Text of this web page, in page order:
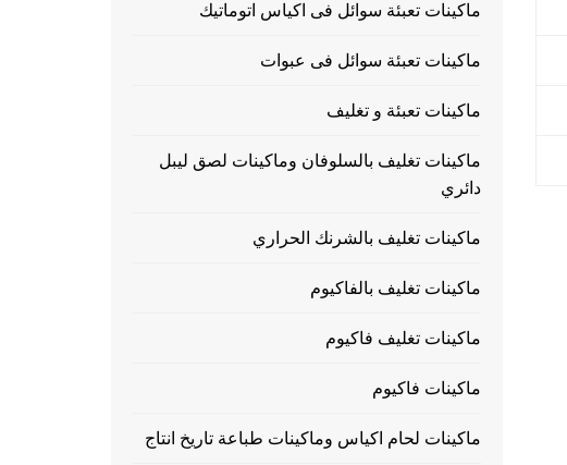
ماكينات تعبئة سوائل فى اكياس اتوماتيك
ماكينات تعبئة سوائل فى عبوات
ماكينات تعبئة و تغليف
ماكينات تغليف بالسلوفان وماكينات لصق ليبل
دائري
ماكينات تغليف بالشرنك الحراري
ماكينات تغليف بالفاكيوم
ماكينات تغليف فاكيوم
ماكينات فاكيوم
ماكينات لحام اكياس وماكينات طباعة تاريخ انتاج